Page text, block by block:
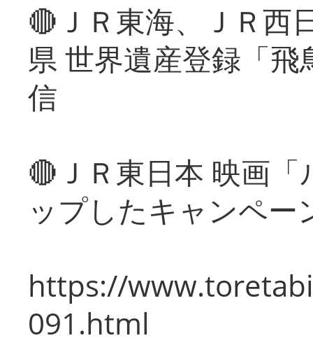
🔴ＪＲ東海、ＪＲ西
県 世界遺産登録「
信
🔴ＪＲ東日本 映画
ップしたキャンペー
https://
091.html